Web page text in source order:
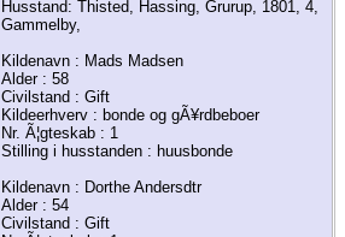
Husstand: Thisted, Hassing, Grurup, 1801, 4,
Gammelby,
Kildenavn : Mads Madsen
Alder : 58
Civilstand : Gift
Kildeerhverv : bonde og gÃ¥rdbeboer
Nr. Ã¦gteskab : 1
Stilling i husstanden : huusbonde
Kildenavn : Dorthe Andersdtr
Alder : 54
Civilstand : Gift